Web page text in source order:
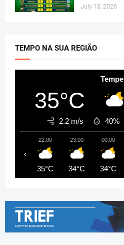
July 13, 2026
TEMPO NA SUA REGIÃO
Tempe
35°C
2.2 m/s 40%
22:00
35°C
23:00
34°C
00:00
34°C
‹